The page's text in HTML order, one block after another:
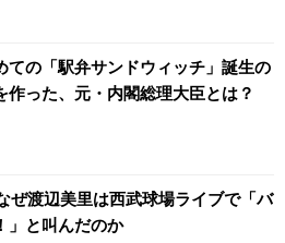
ての「駅弁サンドウィッチ」誕生の
作った、元・内閣総理大臣とは？
ぜ渡辺美里は西武球場ライブで「バ
」と叫んだのか